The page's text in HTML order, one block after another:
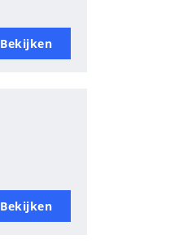
Bekijken
Bekijken